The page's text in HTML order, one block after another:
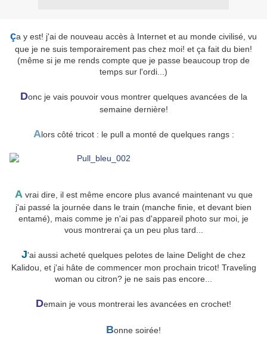
ça y est! j'ai de nouveau accès à Internet et au monde civilisé, vu
que je ne suis temporairement pas chez moi! et ça fait du bien!
(même si je me rends compte que je passe beaucoup trop de
temps sur l'ordi...)
Donc je vais pouvoir vous montrer quelques avancées de la
semaine dernière!
Alors côté tricot : le pull a monté de quelques rangs :
A vrai dire, il est même encore plus avancé maintenant vu que
j'ai passé la journée dans le train (manche finie, et devant bien
entamé), mais comme je n'ai pas d'appareil photo sur moi, je
vous montrerai ça un peu plus tard...
J'ai aussi acheté quelques pelotes de laine Delight de chez
Kalidou, et j'ai hâte de commencer mon prochain tricot! Traveling
woman ou citron? je ne sais pas encore...
Demain je vous montrerai les avancées en crochet!
Bonne soirée!